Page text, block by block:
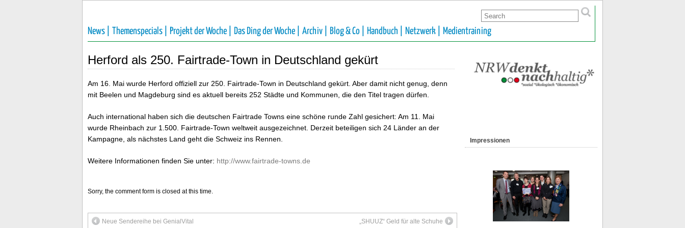
News | Themenspecials | Projekt der Woche | Das Ding der Woche | Archiv | Blog & Co | Handbuch | Netzwerk | Medientraining
Herford als 250. Fairtrade-Town in Deutschland gekürt
Am 16. Mai wurde Herford offiziell zur 250. Fairtrade-Town in Deutschland gekürt. Aber damit nicht genug, denn
mit Beelen und Magdeburg sind es aktuell bereits 252 Städte und Kommunen, die den Titel tragen dürfen.
Auch international haben sich die deutschen Fairtrade Towns eine schöne runde Zahl gesichert: Am 11. Mai
wurde Rheinbach zur 1.500. Fairtrade-Town weltweit ausgezeichnet. Derzeit beteiligen sich 24 Länder an der
Kampagne, als nächstes Land geht die Schweiz ins Rennen.
Weitere Informationen finden Sie unter: http://www.fairtrade-towns.de
Sorry, the comment form is closed at this time.
Neue Sendereihe bei GenialVital „SHUUZ“ Geld für alte Schuhe
Impressionen